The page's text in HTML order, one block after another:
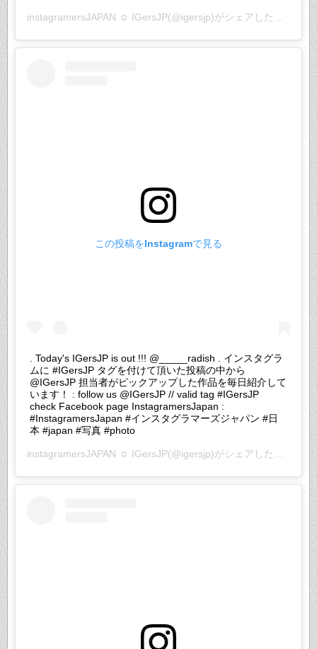
instagramersJAPAN ☺︎ IGersJP(@igersjp)がシェアした投稿 –
この投稿をInstagramで見る
. Today's IGersJP is out !!! @_____radish . インスタグラ
ムに #IGersJP タグを付けて頂いた投稿の中から
@IGersJP 担当者がピックアップした作品を毎日紹介して
います！ : follow us @IGersJP // valid tag #IGersJP
check Facebook page InstagramersJapan :
#InstagramersJapan #インスタグラマーズジャパン #日
本 #japan #写真 #photo
instagramersJAPAN ☺︎ IGersJP(@igersjp)がシェアした投稿 –